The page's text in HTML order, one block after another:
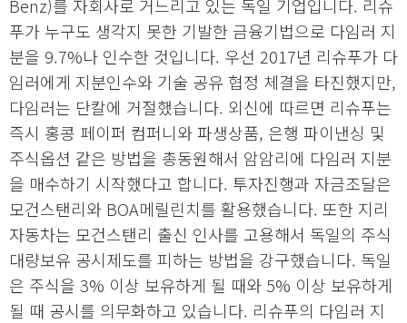
Benz)를 자회사로 거느리고 있는 독일 기업입니다. 리슈
푸가 누구도 생각지 못한 기발한 금융기법으로 다임러 지
분을 9.7%나 인수한 것입니다. 우선 2017년 리슈푸가 다
임러에게 지분인수와 기술 공유 협정 체결을 타진했지만,
다임러는 단칼에 거절했습니다. 외신에 따르면 리슈푸는
즉시 홍콩 페이퍼 컴퍼니와 파생상품, 은행 파이낸싱 및
주식옵션 같은 방법을 총동원해서 암암리에 다임러 지분
을 매수하기 시작했다고 합니다. 투자진행과 자금조달은
모건스탠리와 BOA메릴린치를 활용했습니다. 또한 지리
자동차는 모건스탠리 출신 인사를 고용해서 독일의 주식
대량보유 공시제도를 피하는 방법을 강구했습니다. 독일
은 주식을 3% 이상 보유하게 될 때와 5% 이상 보유하게
될 때 공시를 의무화하고 있습니다. 리슈푸의 다임러 지